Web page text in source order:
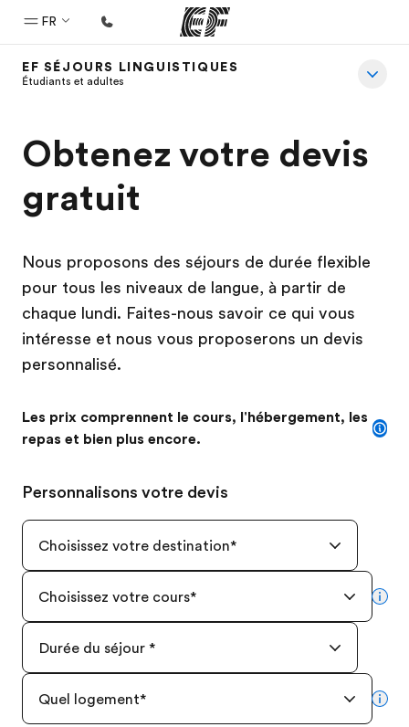
FR
Accueil
Programmes
Bureaux
A propos de nous
Qui sommes-nous ?
EF recrute
EF SÉJOURS LINGUISTIQUES
Étudiants et adultes
Obtenez votre devis
gratuit
Nous proposons des séjours de durée flexible
pour tous les niveaux de langue, à partir de
chaque lundi. Faites-nous savoir ce qui vous
intéresse et nous vous proposerons un devis
personnalisé.
Les prix comprennent le cours, l'hébergement, les
repas et bien plus encore.
Personnalisons votre devis
Choisissez votre destination*
Choisissez votre cours*
Durée du séjour *
Quel logement*